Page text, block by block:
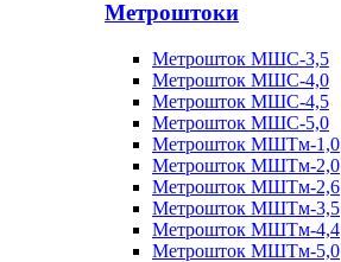
Метроштоки
Метрошток МШС-3,5
Метрошток МШС-4,0
Метрошток МШС-4,5
Метрошток МШС-5,0
Метрошток МШТм-1,0
Метрошток МШТм-2,0
Метрошток МШТм-2,6
Метрошток МШТм-3,5
Метрошток МШТм-4,4
Метрошток МШТм-5,0